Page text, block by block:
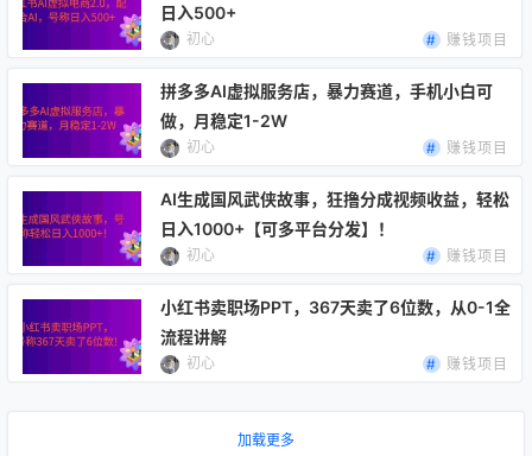
日入500+
初心 赚钱项目
拼多多AI虚拟服务店，暴力赛道，手机小白可
做，月稳定1-2W
初心 赚钱项目
AI生成国风武侠故事，狂撸分成视频收益，轻松
日入1000+【可多平台分发】！
初心 赚钱项目
小红书卖职场PPT，367天卖了6位数，从0-1全
流程讲解
初心 赚钱项目
加载更多